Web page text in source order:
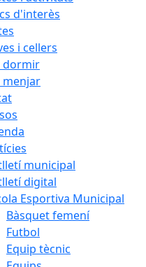
d'interès
i cellers
dormir
menjar
municipal
digital
Esportiva Municipal
Bàsquet femení
Futbol
Equip tècnic